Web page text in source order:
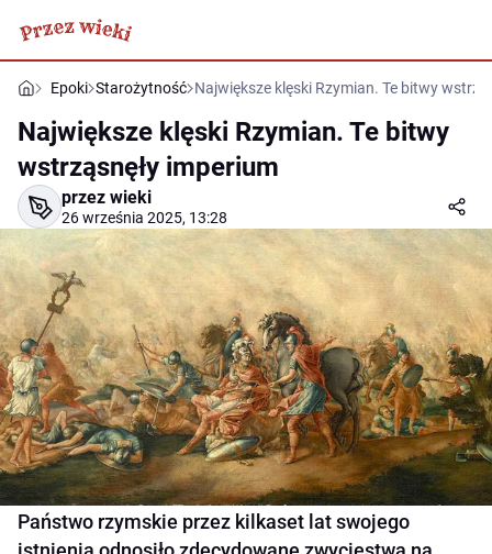
Epoki Starożytność Największe klęski Rzymian. Te bitwy
Największe klęski Rzymian. Te bitwy
wstrząsnęły imperium
przez wieki
26 września 2025, 13:28
Państwo rzymskie przez kilkaset lat swojego